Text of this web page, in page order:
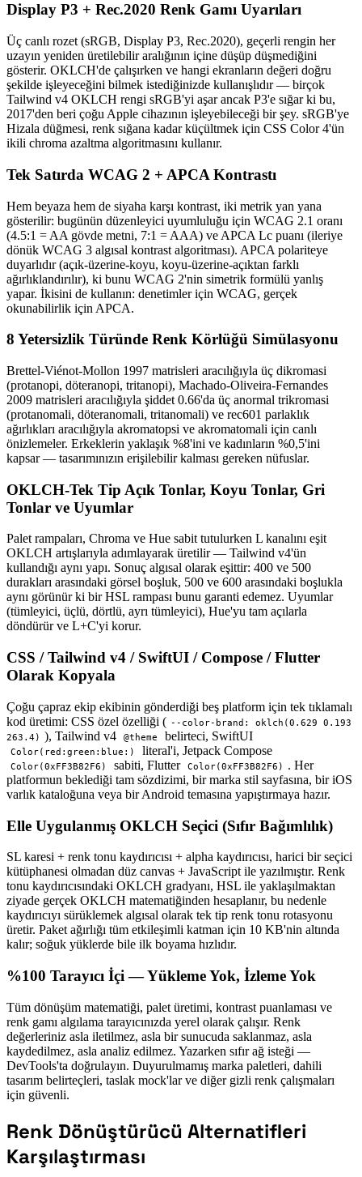
Display P3 + Rec.2020 Renk Gamı Uyarıları
Üç canlı rozet (sRGB, Display P3, Rec.2020), geçerli rengin her
uzayın yeniden üretilebilir aralığının içine düşüp düşmediğini
gösterir. OKLCH'de çalışırken ve hangi ekranların değeri doğru
şekilde işleyeceğini bilmek istediğinizde kullanışlıdır — birçok
Tailwind v4 OKLCH rengi sRGB'yi aşar ancak P3'e sığar ki bu,
2017'den beri çoğu Apple cihazının işleyebileceği bir şey. sRGB'ye
Hizala düğmesi, renk sığana kadar küçültmek için CSS Color 4'ün
ikili chroma azaltma algoritmasını kullanır.
Tek Satırda WCAG 2 + APCA Kontrastı
Hem beyaza hem de siyaha karşı kontrast, iki metrik yan yana
gösterilir: bugünün düzenleyici uyumluluğu için WCAG 2.1 oranı
(4.5:1 = AA gövde metni, 7:1 = AAA) ve APCA Lc puanı (ileriye
dönük WCAG 3 algısal kontrast algoritması). APCA polariteye
duyarlıdır (açık-üzerine-koyu, koyu-üzerine-açıktan farklı
ağırlıklandırılır), ki bunu WCAG 2'nin simetrik formülü yanlış
yapar. İkisini de kullanın: denetimler için WCAG, gerçek
okunabilirlik için APCA.
8 Yetersizlik Türünde Renk Körlüğü Simülasyonu
Brettel-Viénot-Mollon 1997 matrisleri aracılığıyla üç dikromasi
(protanopi, döteranopi, tritanopi), Machado-Oliveira-Fernandes
2009 matrisleri aracılığıyla şiddet 0.66'da üç anormal trikromasi
(protanomali, döteranomali, tritanomali) ve rec601 parlaklık
ağırlıkları aracılığıyla akromatopsi ve akromatomali için canlı
önizlemeler. Erkeklerin yaklaşık %8'ini ve kadınların %0,5'ini
kapsar — tasarımınızın erişilebilir kalması gereken nüfuslar.
OKLCH-Tek Tip Açık Tonlar, Koyu Tonlar, Gri
Tonlar ve Uyumlar
Palet rampaları, Chroma ve Hue sabit tutulurken L kanalını eşit
OKLCH artışlarıyla adımlayarak üretilir — Tailwind v4'ün
kullandığı aynı yapı. Sonuç algısal olarak eşittir: 400 ve 500
durakları arasındaki görsel boşluk, 500 ve 600 arasındaki boşlukla
aynı görünür ki bir HSL rampası bunu garanti edemez. Uyumlar
(tümleyici, üçlü, dörtlü, ayrı tümleyici), Hue'yu tam açılarla
döndürür ve L+C'yi korur.
CSS / Tailwind v4 / SwiftUI / Compose / Flutter
Olarak Kopyala
Çoğu çapraz ekip ekibinin gönderdiği beş platform için tek tıklamalı
kod üretimi: CSS özel özelliği ( --color-brand: oklch(0.629 0.193
263.4) ), Tailwind v4 @theme belirteci, SwiftUI
Color(red:green:blue:) literal'i, Jetpack Compose
Color(0xFF3B82F6) sabiti, Flutter Color(0xFF3B82F6)
. Her
platformun beklediği tam sözdizimi, bir marka stil sayfasına, bir iOS
varlık kataloğuna veya bir Android temasına yapıştırmaya hazır.
Elle Uygulanmış OKLCH Seçici (Sıfır Bağımlılık)
SL karesi + renk tonu kaydırıcısı + alpha kaydırıcısı, harici bir seçici
kütüphanesi olmadan düz canvas + JavaScript ile yazılmıştır. Renk
tonu kaydırıcısındaki OKLCH gradyanı, HSL ile yaklaşılmaktan
ziyade gerçek OKLCH matematiğinden hesaplanır, bu nedenle
kaydırıcıyı sürüklemek algısal olarak tek tip renk tonu rotasyonu
üretir. Paket ağırlığı tüm etkileşimli katman için 10 KB'nin altında
kalır; soğuk yüklerde bile ilk boyama hızlıdır.
%100 Tarayıcı İçi — Yükleme Yok, İzleme Yok
Tüm dönüşüm matematiği, palet üretimi, kontrast puanlaması ve
renk gamı algılama tarayıcınızda yerel olarak çalışır. Renk
değerleriniz asla iletilmez, asla bir sunucuda saklanmaz, asla
kaydedilmez, asla analiz edilmez. Yazarken sıfır ağ isteği —
DevTools'ta doğrulayın. Duyurulmamış marka paletleri, dahili
tasarım belirteçleri, taslak mock'lar ve diğer gizli renk çalışmaları
için güvenli.
Renk Dönüştürücü Alternatifleri
Karşılaştırması